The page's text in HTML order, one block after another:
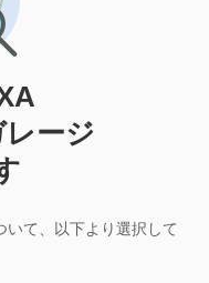
ージ
て、以下より選択して